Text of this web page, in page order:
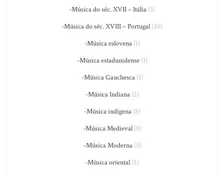
-Música do séc. XVII – Itália (3)
-Música do séc. XVIII – Portugal (20)
-Música eslovena(1)
-Música estadunidense(1)
-Música Gauchesca(1)
-Música Indiana(2)
-Música indígena(8)
-Música Medieval(8)
-Música Moderna(3)
-Música oriental (5)